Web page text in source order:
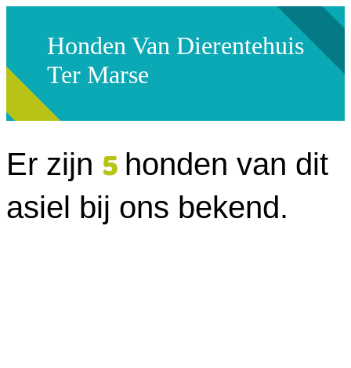
Honden Van Dierentehuis
Ter Marse
Er zijn 5 honden van dit
asiel bij ons bekend.